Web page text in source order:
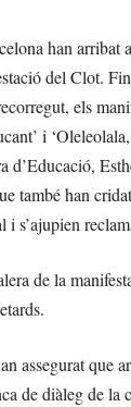
han
del Clot.
els
i
d’Educació,
també han
s’ajupien
de la
assegurat que
de diàleg de